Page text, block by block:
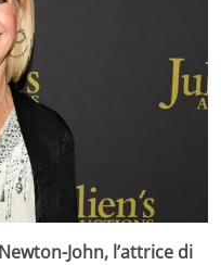
John, l’attrice di